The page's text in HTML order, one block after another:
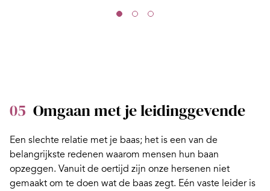
05 Omgaan met je leidinggevende
Een slechte relatie met je baas; het is een van de
belangrijkste redenen waarom mensen hun baan
opzeggen. Vanuit de oertijd zijn onze hersenen niet
gemaakt om te doen wat de baas zegt. Eén vaste leider is